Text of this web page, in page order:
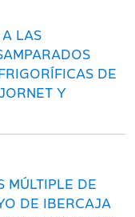
LAS
DE
Y
MÚLTIPLE DE
DE IBERCAJA